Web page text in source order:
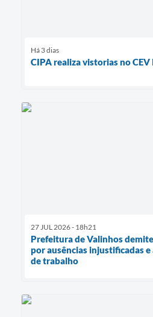
Há 3 dias
CIPA realiza vistorias no CEV
27 JUL 2026 - 18h21
Prefeitura de Valinhos
por ausências injustificadas
de trabalho